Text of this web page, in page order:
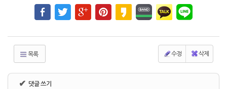
목록 수정 삭제
✔ 댓글 쓰기